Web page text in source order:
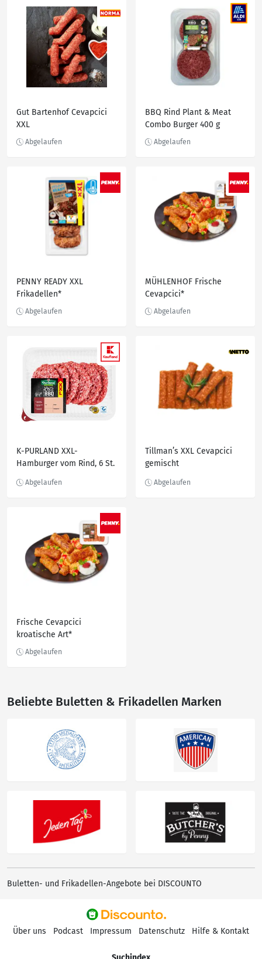
Gut Bartenhof Cevapcici
XXL
BBQ Rind Plant & Meat
Combo Burger 400 g
PENNY READY XXL
Frikadellen*
MÜHLENHOF Frische
Cevapcici*
K-PURLAND XXL-
Hamburger vom Rind, 6 St.
Tillman’s XXL Cevapcici
gemischt
Frische Cevapcici
kroatische Art*
Beliebte Buletten & Frikadellen Marken
Buletten- und Frikadellen-Angebote bei DISCOUNTO
Über uns Podcast Impressum Datenschutz Hilfe & Kontakt